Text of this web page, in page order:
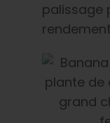
palissage